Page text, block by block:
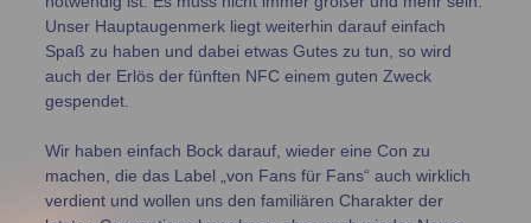
Unser Hauptaugenmerk liegt weiterhin darauf einfach
Spaß zu haben und dabei etwas Gutes zu tun, so wird
auch der Erlös der fünften NFC einem guten Zweck
gespendet.
Wir haben einfach Bock darauf, wieder eine Con zu
machen, die das Label „von Fans für Fans“ auch wirklich
verdient und wollen uns den familiären Charakter der